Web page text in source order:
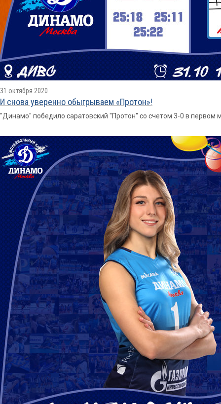
31 октября 2020
И снова уверенно обыгрываем «Протон»!
"Динамо" победило саратовский "Протон" со счетом 3-0 в первом